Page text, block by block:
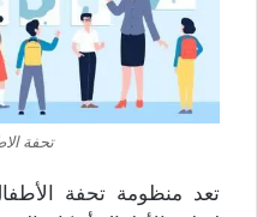
تحفة
تعد منظومة تحفة